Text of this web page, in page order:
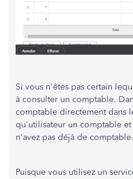
Si vous n'êtes pas certain
à consulter un comptable.
comptable directement dans
qu'utilisateur un comptable
n'avez pas déjà de comptable.
Puisque vous utilisez un